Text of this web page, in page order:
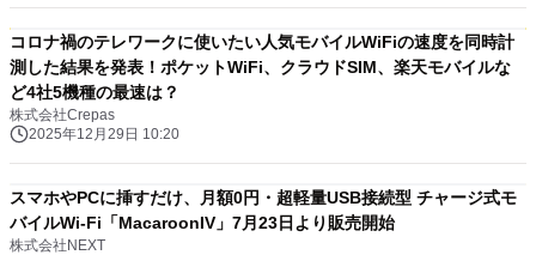
コロナ禍のテレワークに使いたい人気モバイルWiFiの速度を同時計
測した結果を発表！ポケットWiFi、クラウドSIM、楽天モバイルな
ど4社5機種の最速は？
株式会社Crepas
2025年12月29日 10:20
スマホやPCに挿すだけ、月額0円・超軽量USB接続型 チャージ式モ
バイルWi-Fi「MacaroonIV」7月23日より販売開始
株式会社NEXT